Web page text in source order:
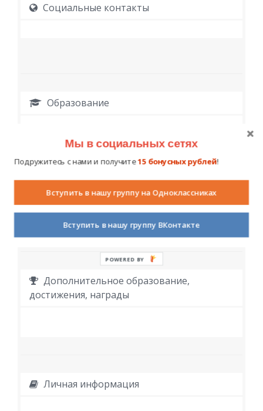
Социальные контакты
Образование
Дополнительное образование,
достижения, награды
Личная информация
Мы в социальных сетях
Подружитесь с нами и получите15 бонусных рублей!
Вступить в нашу группу на Одноклассниках
Вступить в нашу группу ВКонтакте
POWERED BY